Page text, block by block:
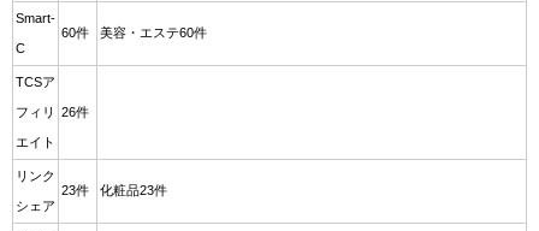
Smart-
C
60件 美容・エステ60件
TCSア
フィリ
エイト
26件
リンク
シェア
23件 化粧品23件